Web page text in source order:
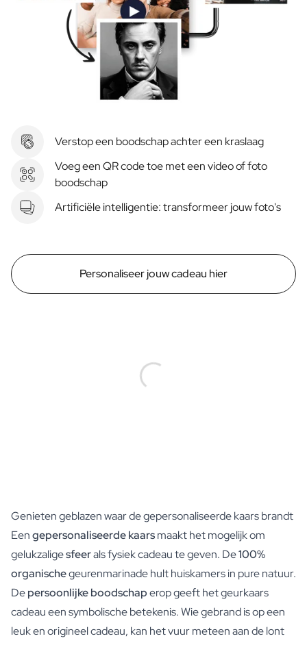
Verstop een boodschap achter een kraslaag
Voeg een QR code toe met een video of foto
boodschap
Artificiële intelligentie: transformeer jouw foto's
Personaliseer jouw cadeau hier
Genieten geblazen waar de gepersonaliseerde kaars brandt
Eengepersonaliseerde kaarsmaakt het mogelijk om
gelukzaligesfeerals fysiek cadeau te geven. De100%
organischegeurenmarinade hult huiskamers in pure natuur.
Depersoonlijke boodschaperop geeft het geurkaars
cadeau een symbolische betekenis. Wie gebrand is op een
leuk en origineel cadeau, kan het vuur meteen aan de lont